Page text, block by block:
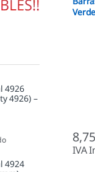
8,75
IVA
4926
4926) –
4924